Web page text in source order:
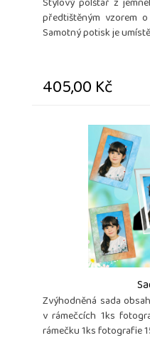
předtištěným vzorem
Samotný potisk je
405,00 Kč
Zvýhodněná sada
v rámečcích 1ks
rámečku 1ks fotografie